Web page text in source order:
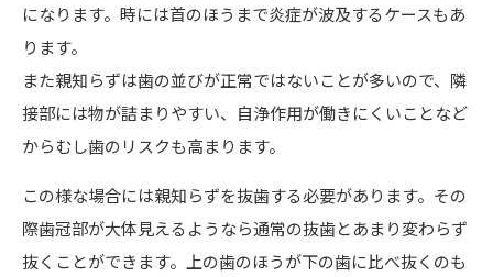
になります。時には首のほうまで炎症が波及するケースもあ
ります。
また親知らずは歯の並びが正常ではないことが多いので、隣
接部には物が詰まりやすい、自浄作用が働きにくいことなど
からむし歯のリスクも高まります。
この様な場合には親知らずを抜歯する必要があります。その
際歯冠部が大体見えるようなら通常の抜歯とあまり変わらず
抜くことができます。上の歯のほうが下の歯に比べ抜くのも